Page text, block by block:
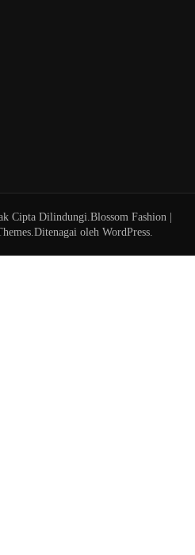
Cipta Dilindungi.Blossom Fashion |
.Ditenagai oleh WordPress.